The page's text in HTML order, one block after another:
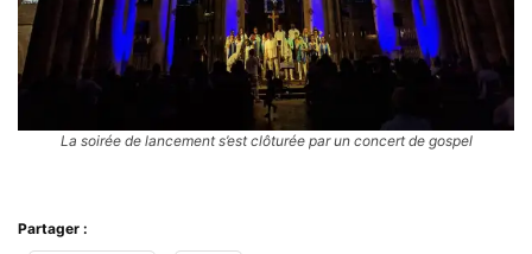
La soirée de lancement s’est clôturée par un concert de gospel
Partager :